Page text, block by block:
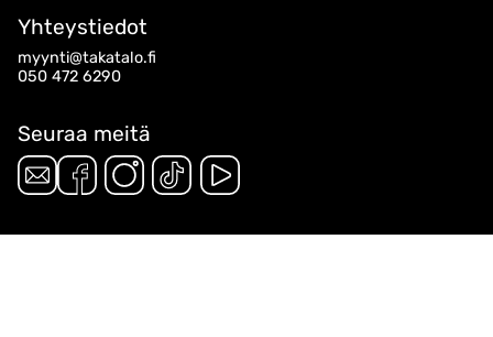
Yhteystiedot
myynti@takatalo.fi
050 472 6290
Seuraa meitä